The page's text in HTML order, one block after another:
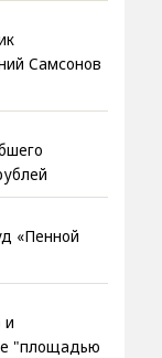
Самсонов
«Пенной
и
"площадью